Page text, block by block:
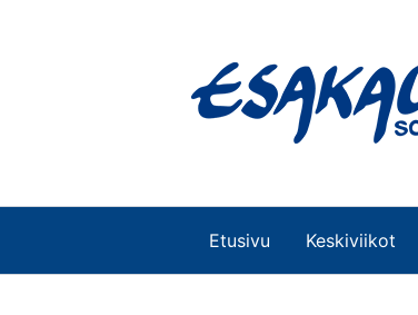
Etusivu Keskiviikot